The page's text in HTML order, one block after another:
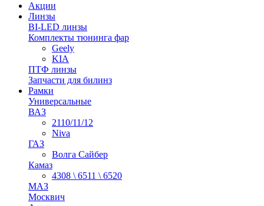
Акции
Линзы
BI-LED линзы
Комплекты тюнинга фар
Geely
KIA
ПТФ линзы
Запчасти для билинз
Рамки
Универсальные
ВАЗ
2110/11/12
Niva
ГАЗ
Волга Сайбер
Камаз
4308 \ 6511 \ 6520
МАЗ
Москвич